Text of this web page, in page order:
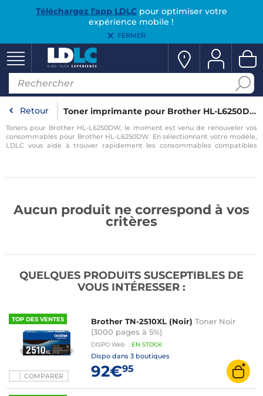
Téléchargez l'app LDLCpour optimiser votre
expérience mobile !
FERMER
Retour Toner imprimante pour Brother HL-L6250DW
Toners pour Brother HL-L6250DW, le moment est venu de renouveler vos
consommables pour Brother HL-L6250DW. En sélectionnant votre modèle,
LDLC vous aide à trouver rapidement les consommables compatibles
Aucun produit ne correspond à vos
critères
QUELQUES PRODUITS SUSCEPTIBLES DE
VOUS INTÉRESSER :
TOP DES VENTES
COMPARER
Brother TN-2510XL (Noir) Toner Noir
(3000 pages à 5%)
DISPO Web : EN STOCK
Dispo dans 3 boutiques
92€95